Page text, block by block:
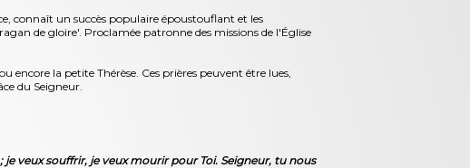
connaît un succès populaire époustouflant et les
de gloire'. Proclamée patronne des missions de l'Église
encore la petite Thérèse. Ces prières peuvent être lues,
du Seigneur.
veux souffrir, je veux mourir pour Toi. Seigneur, tu nous